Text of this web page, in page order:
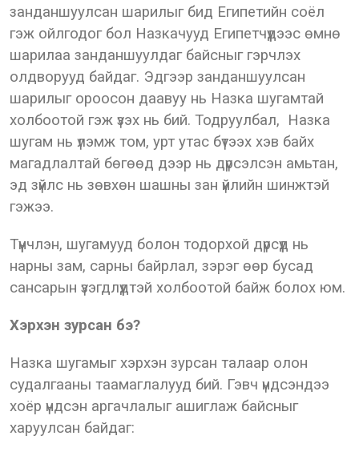
занданшуулсан шарилыг бид Египетийн соёл
гэж ойлгодог бол Назкачууд Египетчүүдээс өмнө
шарилаа занданшуулдаг байсныг гэрчлэх
олдворууд байдаг. Эдгээр занданшуулсан
шарилыг ороосон даавуу нь Назка шугамтай
холбоотой гэж үзэх нь бий. Тодруулбал, Назка
шугам нь үлэмж том, урт утас бүтээх хэв байх
магадлалтай бөгөөд дээр нь дүрсэлсэн амьтан,
эд зүйлс нь зөвхөн шашны зан үйлийн шинжтэй
гэжээ.
Түүнчлэн, шугамууд болон тодорхой дүрсүүд нь
нарны зам, сарны байрлал, зэрэг өөр бусад
сансарын үзэгдлүүдтэй холбоотой байж болох юм.
Хэрхэн зурсан бэ?
Назка шугамыг хэрхэн зурсан талаар олон
судалгааны таамаглалууд бий. Гэвч үндсэндээ
хоёр үндсэн аргачлалыг ашиглаж байсныг
харуулсан байдаг: